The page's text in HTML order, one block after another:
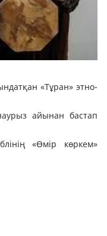
«Тұран» этно-
айынан бастап
«Өмір көркем»